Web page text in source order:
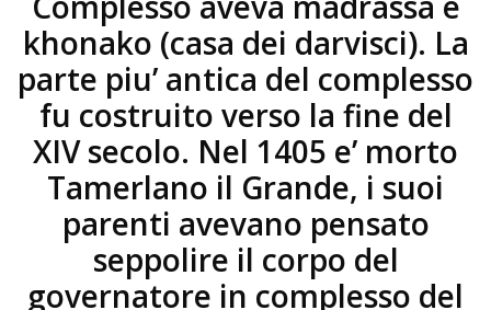
khonako (casa dei darvisci). La
parte piu’ antica del complesso
fu costruito verso la fine del
XIV secolo. Nel 1405 e’ morto
Tamerlano il Grande, i suoi
parenti avevano pensato
seppolire il corpo del
governatore in complesso del